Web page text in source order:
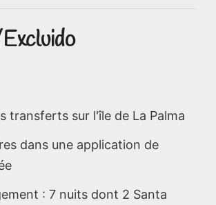
transferts sur l'île de La Palma
dans une application de
: 7 nuits dont 2 Santa